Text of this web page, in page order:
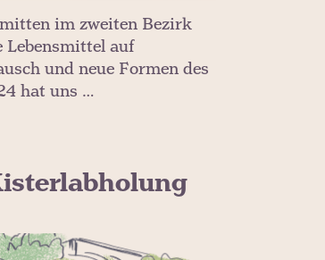
im zweiten Bezirk
auf
und neue Formen des
hat uns …